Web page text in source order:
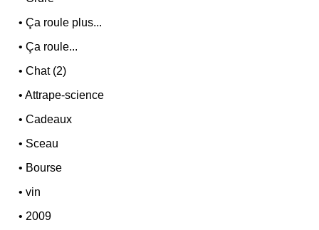
•Ça roule plus...
•Ça roule...
•Chat (2)
•Attrape-science
•Cadeaux
• Sceau
• Bourse
•vin
• 2009